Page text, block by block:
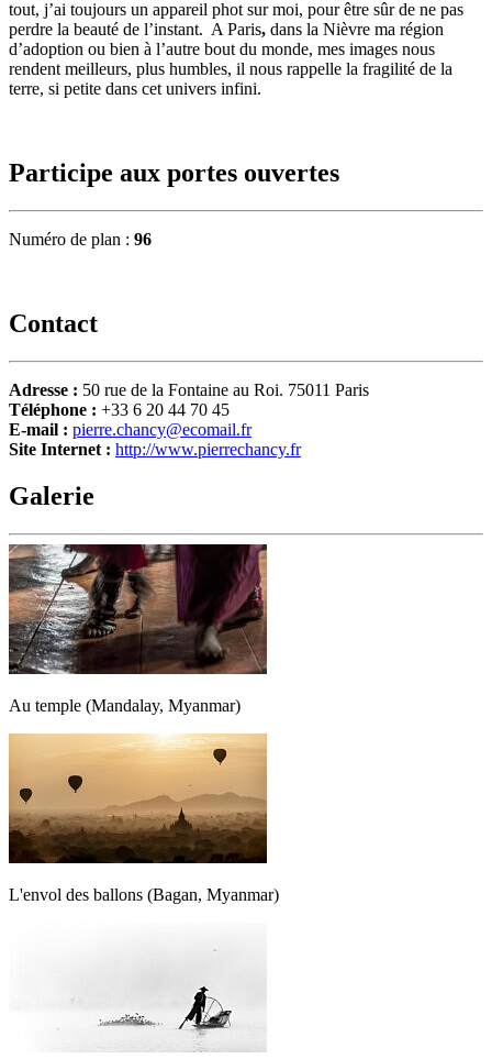
tout, j’ai toujours un appareil phot sur moi, pour être sûr de ne pas
perdre la beauté de l’instant. A Paris, dans la Nièvre ma région
d’adoption ou bien à l’autre bout du monde, mes images nous
rendent meilleurs, plus humbles, il nous rappelle la fragilité de la
terre, si petite dans cet univers infini.
Participe aux portes ouvertes
Numéro de plan : 96
Contact
Adresse : 50 rue de la Fontaine au Roi. 75011 Paris
Téléphone : +33 6 20 44 70 45
E-mail : pierre.chancy@ecomail.fr
Site Internet : http://www.pierrechancy.fr
Galerie
Au temple (Mandalay, Myanmar)
L'envol des ballons (Bagan, Myanmar)